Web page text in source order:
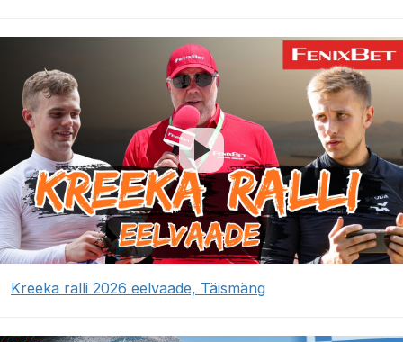
Kreeka ralli 2026 eelvaade, Täismäng